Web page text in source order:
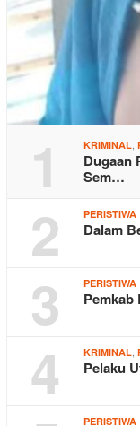
1 KRIMINAL
Dugaan
Sem…
2 PERISTIWA
Dalam
3 PERISTIWA
4 KRIMINAL
Pelaku
PERISTIWA